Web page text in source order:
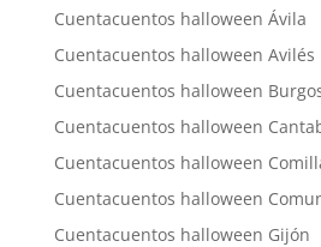
Cuentacuentos halloween Ávila
Cuentacuentos halloween Avilés
Cuentacuentos halloween
Cuentacuentos halloween
Cuentacuentos halloween
Cuentacuentos halloween
Cuentacuentos halloween Gijón